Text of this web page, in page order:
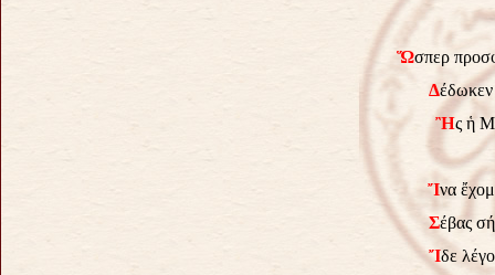
Ὥσπερ
Δ
Ἢς ἡ
Ἴνα
Σέβας
Ἴδε